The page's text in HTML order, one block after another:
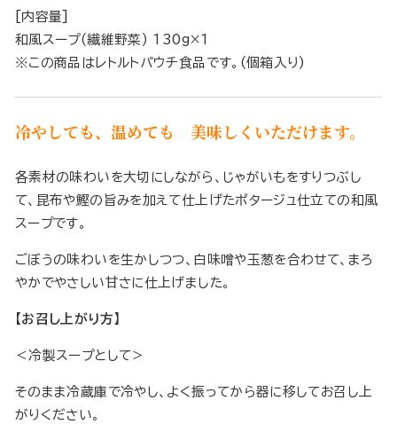
[内容量]
和風スープ(繊維野菜) 130g×1
※この商品はレトルトパウチ食品です。(個箱入り)
冷やしても、温めても 美味しくいただけます。
各素材の味わいを大切にしながら、じゃがいもをすりつぶし
て、昆布や鰹の旨みを加えて仕上げたポタージュ仕立ての和風
スープです。
ごぼうの味わいを生かしつつ、白味噌や玉葱を合わせて、まろ
やかでやさしい甘さに仕上げました。
【お召し上がり方】
＜冷製スープとして＞
そのまま冷蔵庫で冷やし、よく振ってから器に移してお召し上
がりください。